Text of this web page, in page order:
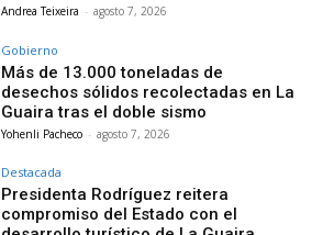
Andrea Teixeira - agosto 7, 2026
Gobierno
Más de 13.000 toneladas de
desechos sólidos recolectadas en La
Guaira tras el doble sismo
Yohenli Pacheco - agosto 7, 2026
Destacada
Presidenta Rodríguez reitera
compromiso del Estado con el